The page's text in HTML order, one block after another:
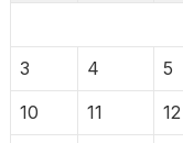
3
4 5
10
11 12